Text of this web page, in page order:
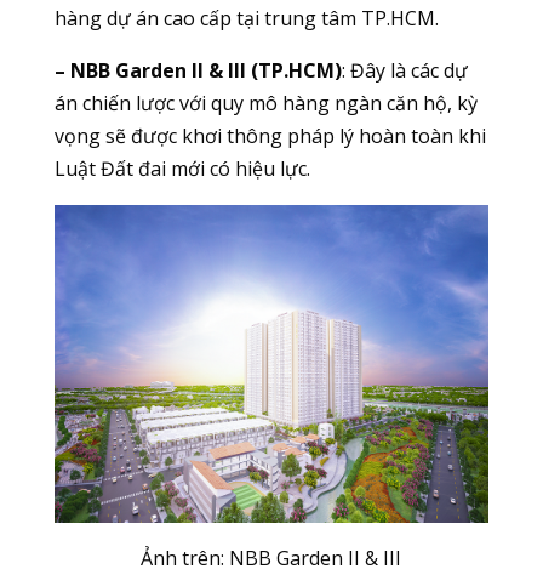
hàng dự án cao cấp tại trung tâm TP.HCM.
– NBB Garden II & III (TP.HCM): Đây là các dự
án chiến lược với quy mô hàng ngàn căn hộ, kỳ
vọng sẽ được khơi thông pháp lý hoàn toàn khi
Luật Đất đai mới có hiệu lực.
Ảnh trên: NBB Garden II & III